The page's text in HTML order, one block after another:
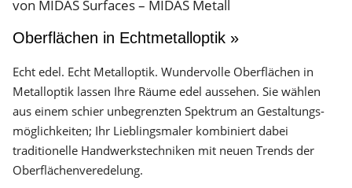
Oberflächen in Echtmetalloptik »
Echt edel. Echt Metalloptik. Wundervolle Oberflächen in
Metalloptik lassen Ihre Räume edel aussehen. Sie wählen
aus einem schier unbegrenzten Spektrum an Gestaltungs­
möglichkeiten; Ihr Lieblingsmaler kombiniert dabei
traditionelle Handwerks­techniken mit neuen Trends der
Oberflächen­veredelung.